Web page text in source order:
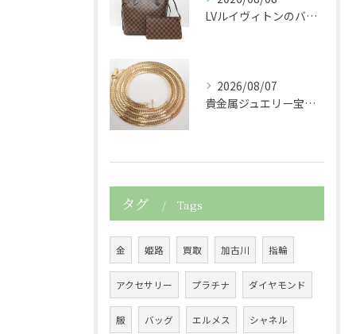
LVルイヴィトンのバッグダミエネヴァーフルショルダーバッグト...
2026/08/07
貴金属ジュエリー宝石750K18金製の喜平ネックレスを買取さ...
タグ Tags
金 姫路 買取 加古川 指輪
アクセサリー プラチナ ダイヤモンド
服 バッグ エルメス シャネル